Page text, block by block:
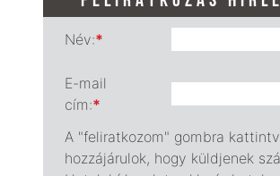
Név:*
E-mail
cím:*
A "feliratkozom" gombra
hozzájárulok, hogy küldjenek